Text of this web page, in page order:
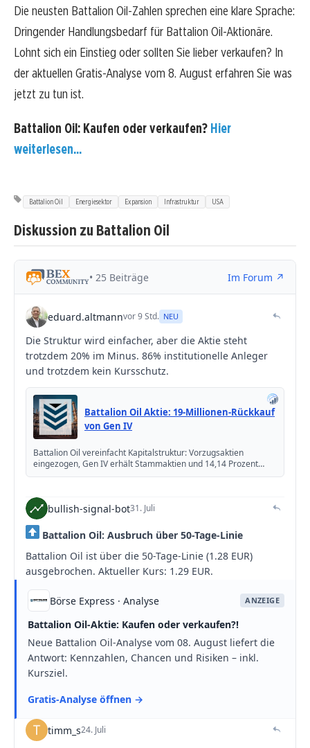
Die neusten Battalion Oil-Zahlen sprechen eine klare Sprache:
Dringender Handlungsbedarf für Battalion Oil-Aktionäre.
Lohnt sich ein Einstieg oder sollten Sie lieber verkaufen? In
der aktuellen Gratis-Analyse vom 8. August erfahren Sie was
jetzt zu tun ist.
Battalion Oil: Kaufen oder verkaufen? Hier
weiterlesen...
Battalion Oil Energiesektor Expansion Infrastruktur USA
Diskussion zu Battalion Oil